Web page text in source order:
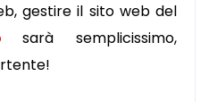
gestire il sito web del
sarà semplicissimo,